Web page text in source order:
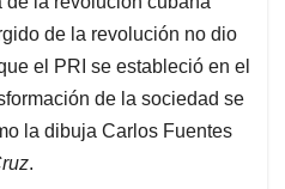
de la revolución no dio
el PRI se estableció en el
de la sociedad se
la dibuja Carlos Fuentes
.